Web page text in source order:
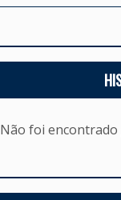
Não foi encontrado